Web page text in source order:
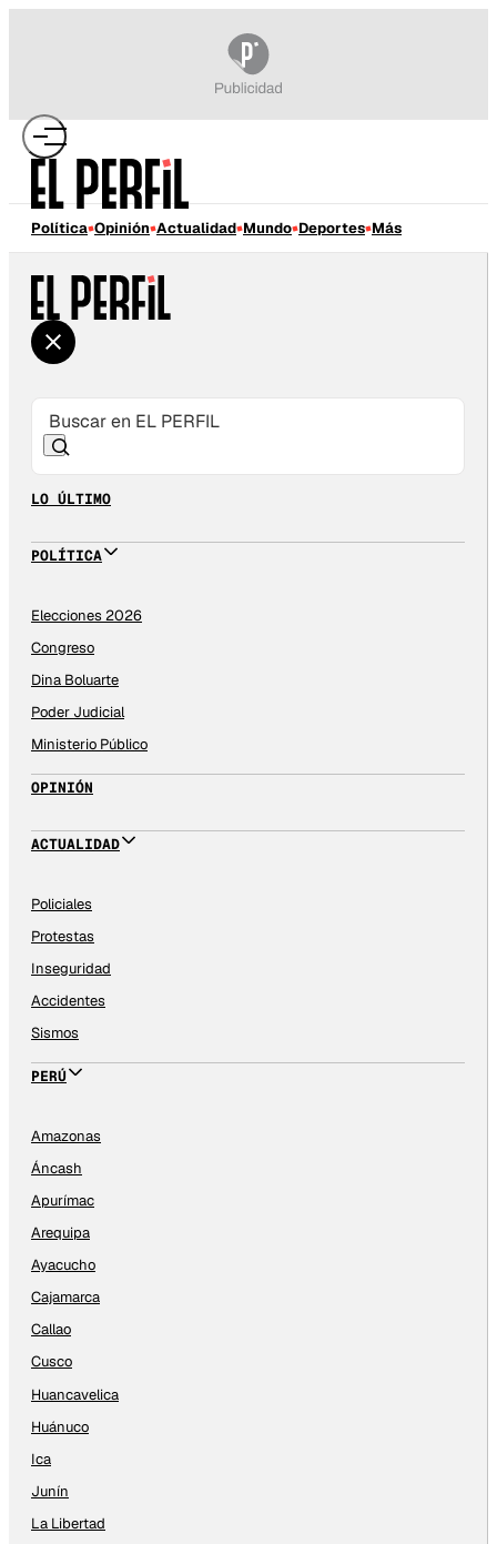
Política Opinión Actualidad Mundo Deportes Más
LO ÚLTIMO
POLÍTICA
Elecciones 2026
Congreso
Dina Boluarte
Poder Judicial
Ministerio Público
OPINIÓN
ACTUALIDAD
Policiales
Protestas
Inseguridad
Accidentes
Sismos
PERÚ
Amazonas
Áncash
Apurímac
Arequipa
Ayacucho
Cajamarca
Callao
Cusco
Huancavelica
Huánuco
Ica
Junín
La Libertad